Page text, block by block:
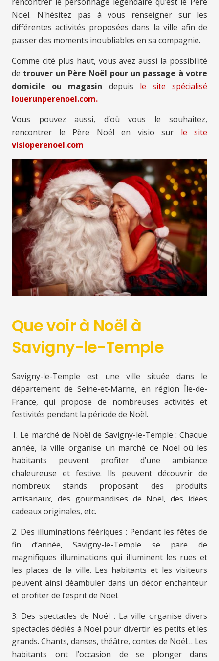
Noël. N’hésitez pas à vous renseigner sur les
différentes activités proposées dans la ville afin de
passer des moments inoubliables en sa compagnie.
Comme cité plus haut, vous avez aussi la possibilité
de trouver un Père Noël pour un passage à votre
domicile ou magasin depuis le site spécialisé
louerunperenoel.com.
Vous pouvez aussi, d’où vous le souhaitez,
rencontrer le Père Noël en visio sur le site
visioperenoel.com
Que voir à Noël à
Savigny-le-Temple
Savigny-le-Temple est une ville située dans le
département de Seine-et-Marne, en région Île-de-
France, qui propose de nombreuses activités et
festivités pendant la période de Noël.
1. Le marché de Noël de Savigny-le-Temple : Chaque
année, la ville organise un marché de Noël où les
habitants peuvent profiter d’une ambiance
chaleureuse et festive. Ils peuvent découvrir de
nombreux stands proposant des produits
artisanaux, des gourmandises de Noël, des idées
cadeaux originales, etc.
2. Des illuminations féériques : Pendant les fêtes de
fin d’année, Savigny-le-Temple se pare de
magnifiques illuminations qui illuminent les rues et
les places de la ville. Les habitants et les visiteurs
peuvent ainsi déambuler dans un décor enchanteur
et profiter de l’esprit de Noël.
3. Des spectacles de Noël : La ville organise divers
spectacles dédiés à Noël pour divertir les petits et les
grands. Chants, danses, théâtre, contes de Noël… Les
habitants ont l’occasion de se plonger dans